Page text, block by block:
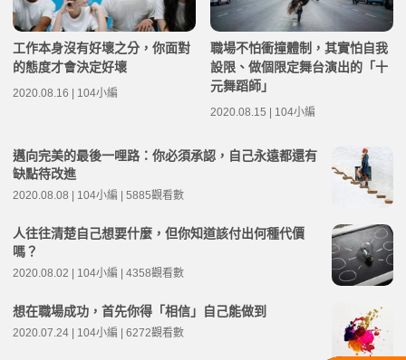
工作本身沒有好壞之分，你面對
的態度才會決定好壞
2020.08.16 | 104小編
職場不怕衝撞體制，其實怕自我
設限、做個限定舞台演出的「十
元舞蹈師」
2020.08.15 | 104小編
邁向完美的最後一哩路：你必須承認，自己永遠都還有
缺點待改進
2020.08.08 | 104小編 | 5885觀看數
人往往清楚自己想要什麼，但你知道該付出何種代價
嗎？
2020.08.02 | 104小編 | 4358觀看數
想在職場成功，首先你得「相信」自己能做到
2020.07.24 | 104小編 | 6272觀看數